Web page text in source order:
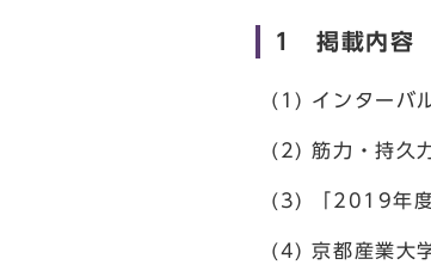
1 掲載内容
(1) インターバ
(2) 筋力・持久
(3) 「2019年度
(4) 京都産業大